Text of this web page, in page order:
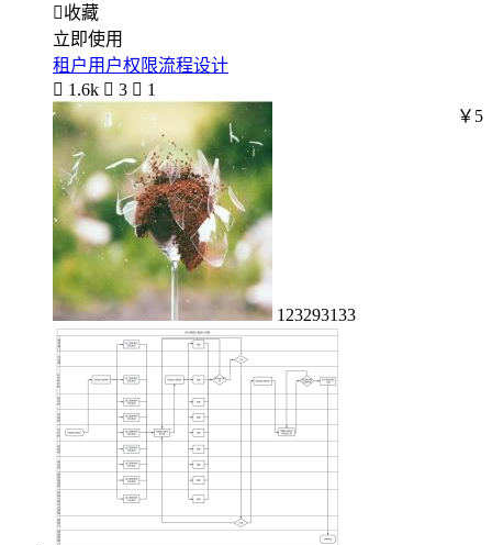
收藏
立即使用
租户用户权限流程设计
 1.6k  3  1
123293133
￥5